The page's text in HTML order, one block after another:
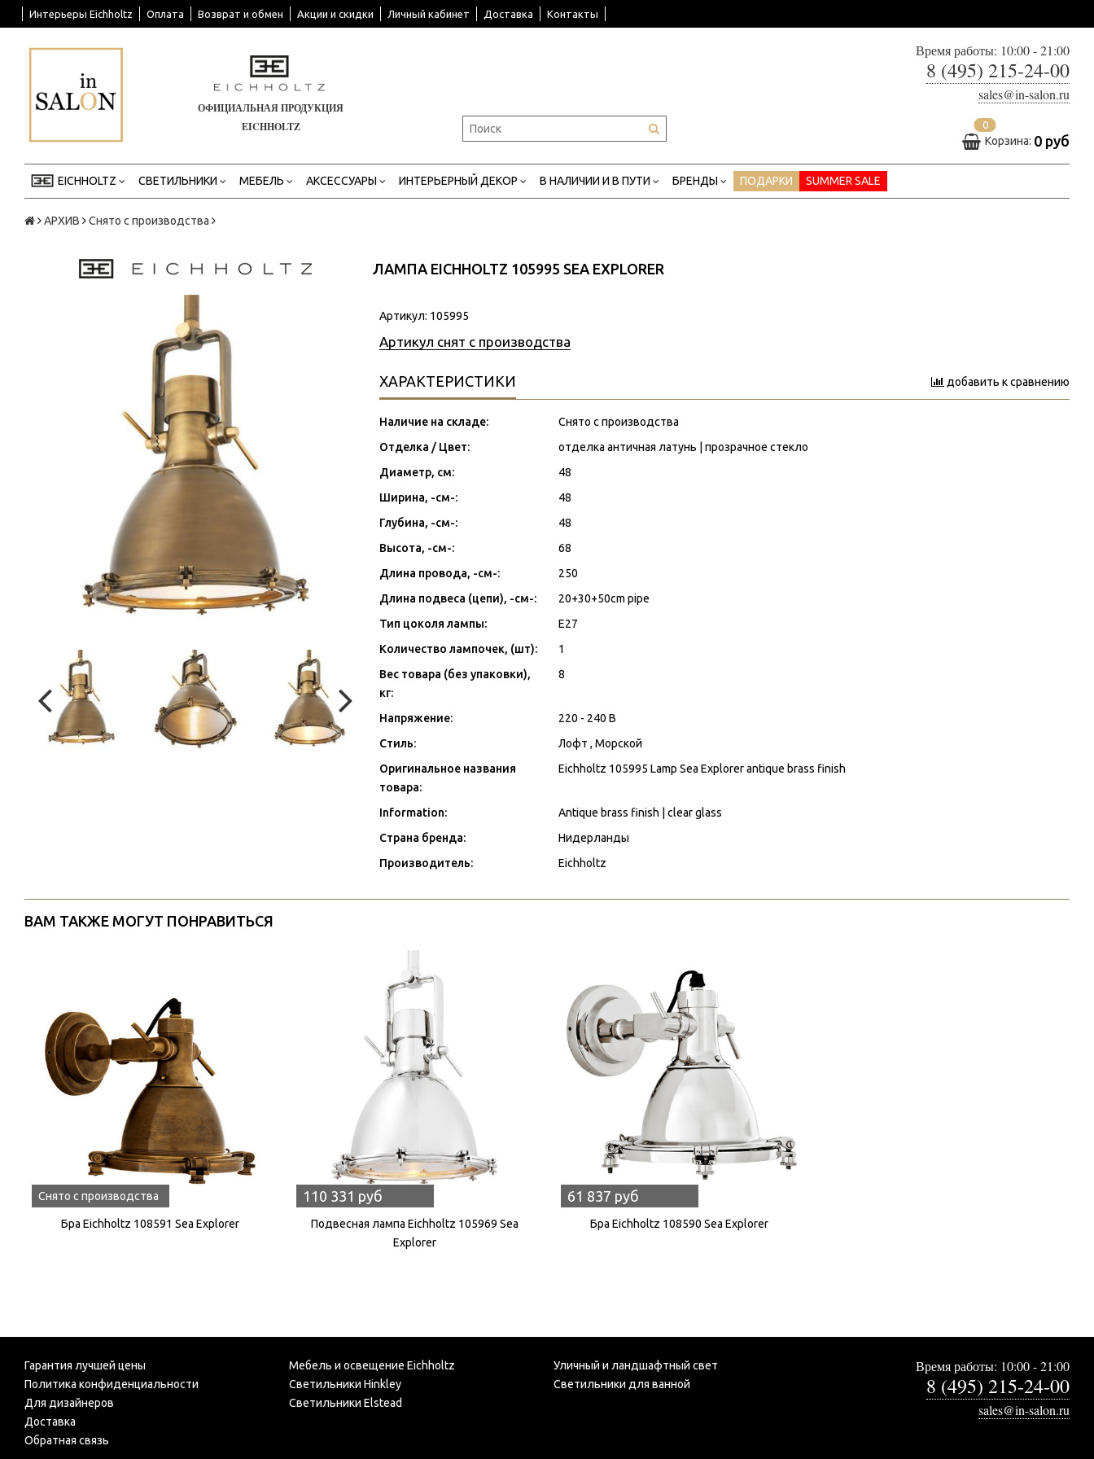
Интерьеры Eichholtz Оплата Возврат и обмен Акции и скидки Личный кабинет Доставка Контакты
ОФИЦИАЛЬНАЯ ПРОДУКЦИЯ
EICHHOLTZ
Время работы: 10:00 - 21:00
8 (495) 215-24-00
sales@in-salon.ru
0
Корзина: 0 руб
EICHHOLTZ СВЕТИЛЬНИКИ МЕБЕЛЬ АКСЕССУАРЫ ИНТЕРЬЕРНЫЙ ДЕКОР В НАЛИЧИИ И В ПУТИ БРЕНДЫ ПОДАРКИ SUMMER SALE
АРХИВ Снято с производства
ЛАМПА EICHHOLTZ 105995 SEA EXPLORER
Артикул: 105995
Артикул снят с производства
ХАРАКТЕРИСТИКИ добавить к сравнению
Наличие на складе:
Снято с производства
Отделка / Цвет:
отделка античная латунь | прозрачное стекло
Диаметр, см:
48
Ширина, -см-:
48
Глубина, -см-:
48
Высота, -см-:
68
Длина провода, -см-:
250
Длина подвеса (цепи), -см-:
20+30+50cm pipe
Тип цоколя лампы:
E27
Количество лампочек, (шт):
1
Вес товара (без упаковки),
кг:
8
Напряжение:
220 - 240 В
Стиль:
Лофт , Морской
Оригинальное названия
товара:
Eichholtz 105995 Lamp Sea Explorer antique brass finish
Information:
Antique brass finish | clear glass
Страна бренда:
Нидерланды
Производитель:
Eichholtz
ВАМ ТАКЖЕ МОГУТ ПОНРАВИТЬСЯ
Снято с производства
Бра Eichholtz 108591 Sea Explorer
110 331 руб
Подвесная лампа Eichholtz 105969 Sea
Explorer
61 837 руб
Бра Eichholtz 108590 Sea Explorer
Гарантия лучшей цены
Политика конфиденциальности
Для дизайнеров
Доставка
Обратная связь
Мебель и освещение Eichholtz
Светильники Hinkley
Светильники Elstead
Уличный и ландшафтный свет
Светильники для ванной
Время работы: 10:00 - 21:00
8 (495) 215-24-00
sales@in-salon.ru